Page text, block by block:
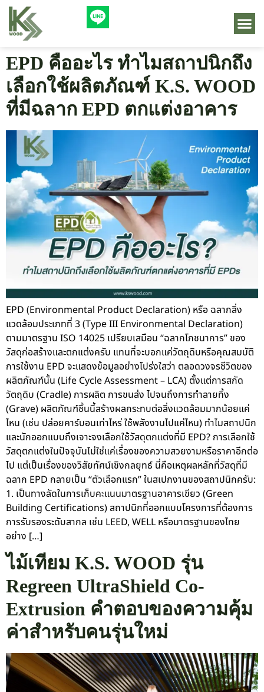
EPD คืออะไร ทำไมสถาปนิกถึง
เลือกใช้ผลิตภัณฑ์ K.S. WOOD
ที่มีฉลาก EPD ตกแต่งอาคาร
EPD (Environmental Product Declaration) หรือ ฉลากสิ่ง
แวดล้อมประเภทที่ 3 (Type III Environmental Declaration)
ตามมาตรฐาน ISO 14025 เปรียบเสมือน “ฉลากโภชนาการ” ของ
วัสดุก่อสร้างและตกแต่งครับ แทนที่จะบอกแค่วัตถุดิบหรือคุณสมบัติ
การใช้งาน EPD จะแสดงข้อมูลอย่างโปร่งใสว่า ตลอดวงจรชีวิตของ
ผลิตภัณฑ์นั้น (Life Cycle Assessment – LCA) ตั้งแต่การสกัด
วัตถุดิบ (Cradle) การผลิต การขนส่ง ไปจนถึงการทำลายทิ้ง
(Grave) ผลิตภัณฑ์ชิ้นนี้สร้างผลกระทบต่อสิ่งแวดล้อมมากน้อยแค่
ไหน (เช่น ปล่อยคาร์บอนเท่าไหร่ ใช้พลังงานไปแค่ไหน) ทำไมสถาปนิก
และนักออกแบบถึงเจาะจงเลือกใช้วัสดุตกแต่งที่มี EPD? การเลือกใช้
วัสดุตกแต่งในปัจจุบันไม่ใช่แค่เรื่องของความสวยงามหรือราคาอีกต่อ
ไป แต่เป็นเรื่องของวิสัยทัศน์เชิงกลยุทธ์ นี่คือเหตุผลหลักที่วัสดุที่มี
ฉลาก EPD กลายเป็น “ตัวเลือกแรก” ในสเปกงานของสถาปนิกครับ:
1. เป็นทางลัดในการเก็บคะแนนมาตรฐานอาคารเขียว (Green
Building Certifications) สถาปนิกที่ออกแบบโครงการที่ต้องการ
การรับรองระดับสากล เช่น LEED, WELL หรือมาตรฐานของไทย
อย่าง […]
ไม้เทียม K.S. WOOD รุ่น
Regreen UltraShield Co-
Extrusion คำตอบของความคุ้ม
ค่าสำหรับคนรุ่นใหม่